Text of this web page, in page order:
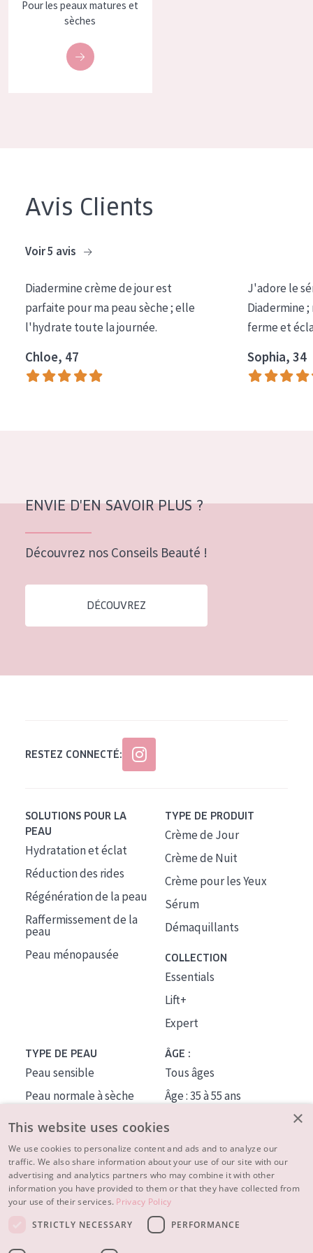
COLLECTION
Essentials
Peau mixte ou grasse
ÂGE :
Tous âges
Âge : 35 à 55 ans
Âge : 55+
Pour les peaux matures et
sèches
Avis Clients
Voir 5 avis
Diadermine crème de jour est
parfaite pour ma peau sèche ; elle
l'hydrate toute la journée.
Chloe, 47
J'adore le
Diadermine
ferme et
Sophia, 34
ENVIE D'EN SAVOIR PLUS ?
Découvrez nos Conseils Beauté !
DÉCOUVREZ
RESTEZ CONNECTÉ:
SOLUTIONS POUR LA
PEAU
Hydratation et éclat
Réduction des rides
Régénération de la peau
Raffermissement de la
peau
Peau ménopausée
TYPE DE PRODUIT
Crème de Jour
Crème de Nuit
Crème pour les Yeux
Sérum
Démaquillants
COLLECTION
Essentials
Lift+
Expert
TYPE DE PEAU
Peau sensible
Peau normale à sèche
Peau mixte ou grasse
Peau mature
Peau ménopausée
ÂGE :
Tous âges
Âge : 35 à 55 ans
À PROPOS
CONSEILS BEAUTÉ
×
This website uses cookies
We use cookies to personalize content and ads and to analyze our
traffic. We also share information about your use of our site with our
advertising and analytics partners who may combine it with other
information you have provided to them or that they have collected from
your use of their services. Privacy Policy
STRICTLY NECESSARY
PERFORMANCE